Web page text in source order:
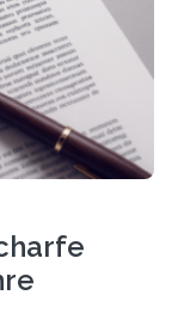
die
Bochum,
Umfrage